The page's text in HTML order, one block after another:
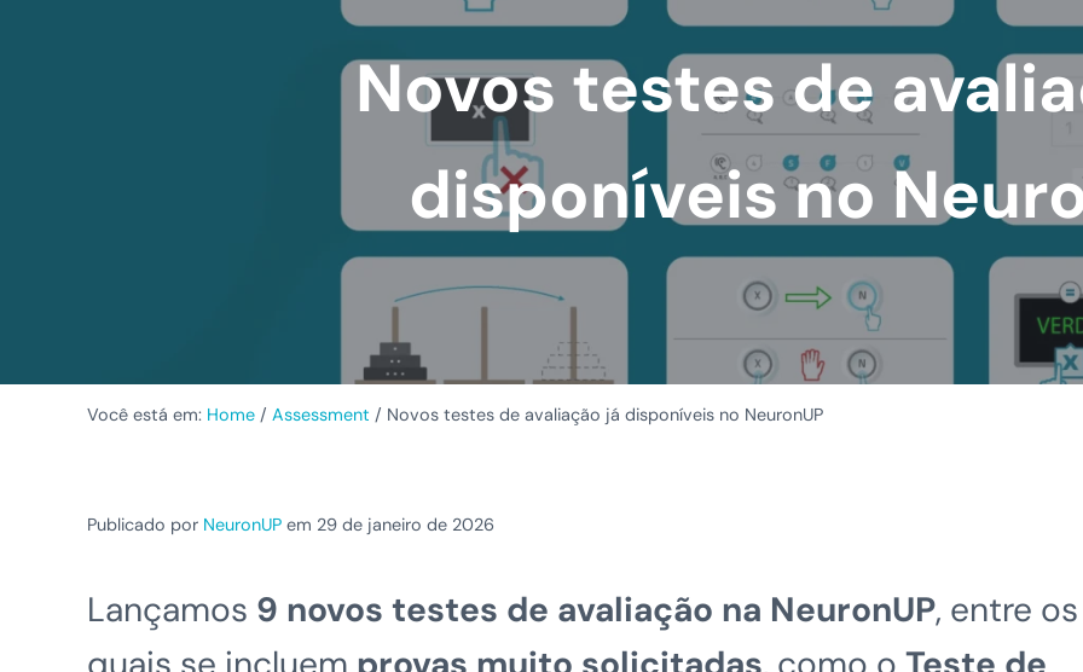
Novos testes de
disponíveis no
Você está em: Home / Assessment / Novos testes de avaliação já disponíveis no NeuronUP
Publicado por NeuronUP em 29 de janeiro de 2026
Lançamos 9 novos testes de avaliação na NeuronUP, entre os